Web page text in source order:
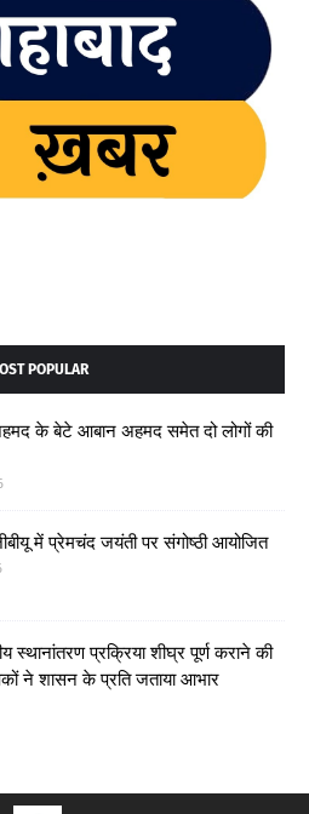
POPULAR
के बेटे आबान अहमद समेत दो लोगों की
में प्रेमचंद जयंती पर संगोष्ठी आयोजित
स्थानांतरण प्रक्रिया शीघ्र पूर्ण कराने की
ने शासन के प्रति जताया आभार